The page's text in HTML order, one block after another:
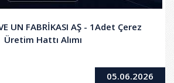
UN FABRİKASI AŞ - 1Adet Çerez
Üretim Hattı Alımı
05.06.2026